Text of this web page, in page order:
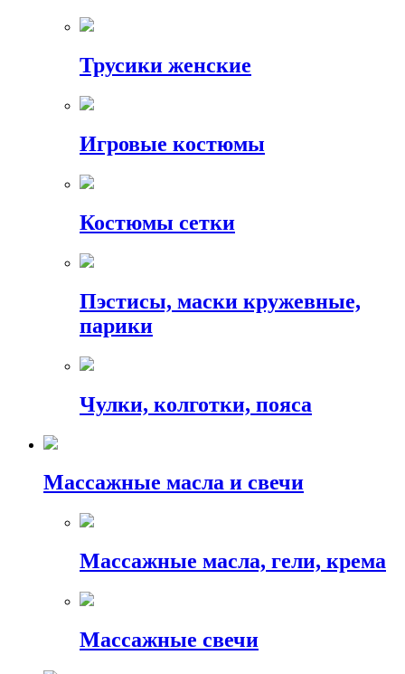
Трусики женские
Игровые костюмы
Костюмы сетки
Пэстисы, маски кружевные,
парики
Чулки, колготки, пояса
Массажные масла и свечи
Массажные масла, гели, крема
Массажные свечи